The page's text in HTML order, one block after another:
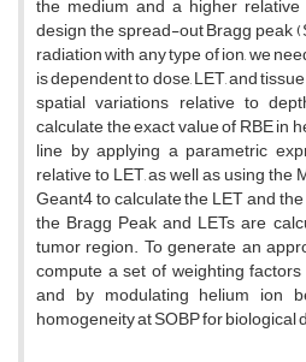
the medium and a higher
design the spread-out Bragg peak
radiation with any type of ion, we
is dependent to dose, LET, and
spatial variations relative to
calculate the exact value of RBE in
line by applying a parametric
relative to LET, as well as using
Geant4 to calculate the LET and
the Bragg Peak and LETs are
tumor region. To generate an
compute a set of weighting
and by modulating helium ion
homogeneity at SOBP for biological